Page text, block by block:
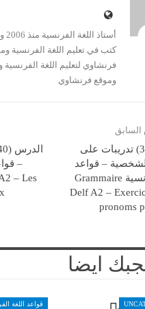
كتب في تعليم اللغة الفرنسية
فرنشاوي لتعليم اللغة
وموقع فرنشاوي
السابق
الدرس (38) تدريبات على
– قواعد
اللغة الفرنسية Grammaire
Delf A2 –
pronoms
–
– Les
ايضا
قواعد اللغة